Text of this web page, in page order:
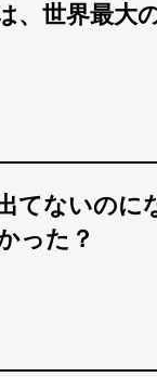
、世界最大
てないのに
った？